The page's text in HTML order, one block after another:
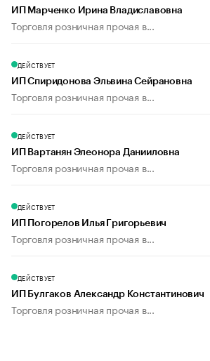
ИП Марченко Ирина Владиславовна
Торговля розничная прочая в...
ДЕЙСТВУЕТ
ИП Спиридонова Эльвина Сейрановна
Торговля розничная прочая в...
ДЕЙСТВУЕТ
ИП Вартанян Элеонора Данииловна
Торговля розничная прочая в...
ДЕЙСТВУЕТ
ИП Погорелов Илья Григорьевич
Торговля розничная прочая в...
ДЕЙСТВУЕТ
ИП Булгаков Александр Константинович
Торговля розничная прочая в...